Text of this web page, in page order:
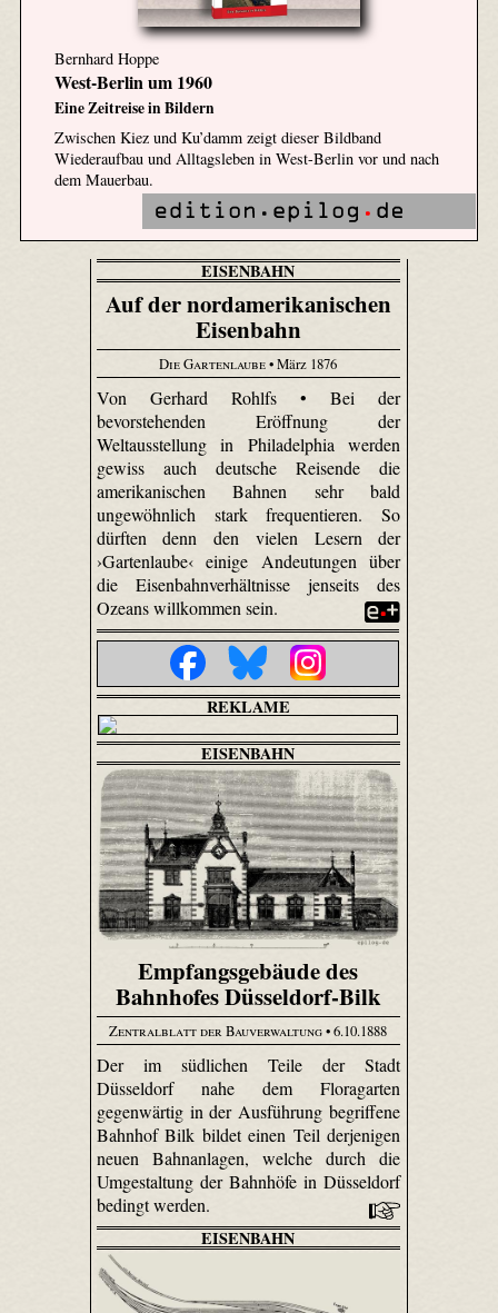
Bernhard Hoppe
West-Berlin um 1960
Eine Zeitreise in Bildern
Zwischen Kiez und Ku’damm zeigt dieser Bildband
Wiederaufbau und Alltagsleben in West-Berlin vor und nach
dem Mauerbau.
EISENBAHN
Auf der nordamerikanischen
Eisenbahn
Die Gartenlaube• März 1876
Von Gerhard Rohlfs • Bei der
bevorstehenden Eröffnung der
Weltausstellung in Philadelphia werden
gewiss auch deutsche Reisende die
amerikanischen Bahnen sehr bald
ungewöhnlich stark frequentieren. So
dürften denn den vielen Lesern der
›Gartenlaube‹ einige Andeutungen über
die Eisenbahnverhältnisse jenseits des
Ozeans willkommen sein.
REKLAME
EISENBAHN
Empfangsgebäude des
Bahnhofes Düsseldorf-Bilk
Zentralblatt der Bauverwaltung• 6.10.1888
Der im südlichen Teile der Stadt
Düsseldorf nahe dem Flora­garten
gegenwärtig in der Ausführung begriffene
Bahnhof Bilk bildet einen Teil derjenigen
neuen Bahnanlagen, welche durch die
Umgestaltung der Bahnhöfe in Düsseldorf
bedingt werden.
EISENBAHN